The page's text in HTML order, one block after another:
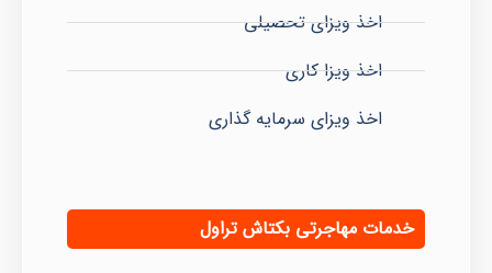
اخذ ویزای تحصیلی
اخذ ویزا کاری
اخذ ویزای سرمایه گذاری
خدمات مهاجرتی بکتاش تراول